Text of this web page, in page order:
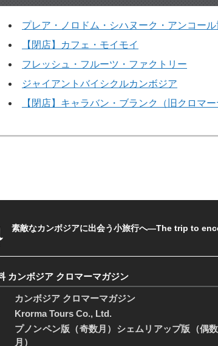
プレア・ノロドム・シハヌーク・アンコー
【閉店】カフェ・モイモイ
フレッシュ・フルーツ・ファクトリー
ジャイアントバイシクルカンボジア
【閉店】キャラバン・ブランク（旧クロマー
素敵なカンボジアに出会う小旅行へ―The trip to
カンボジア クロマーマガジン
カンボジア クロマーマガジン
Krorma Tours Co., Ltd.
プノンペン版（奇数月）シェムリアップ版（偶数
月）